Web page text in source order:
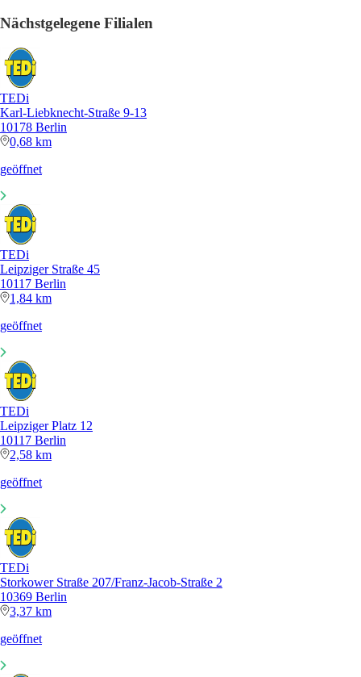
Nächstgelegene Filialen
TEDi
Karl-Liebknecht-Straße 9-13
10178 Berlin
0,68 km
geöffnet
TEDi
Leipziger Straße 45
10117 Berlin
1,84 km
geöffnet
TEDi
Leipziger Platz 12
10117 Berlin
2,58 km
geöffnet
TEDi
Storkower Straße 207/Franz-Jacob-Straße 2
10369 Berlin
3,37 km
geöffnet